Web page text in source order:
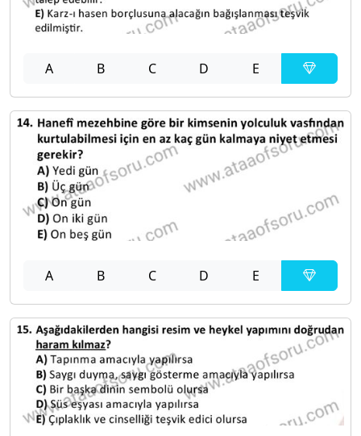
A B C D E
A B C D E